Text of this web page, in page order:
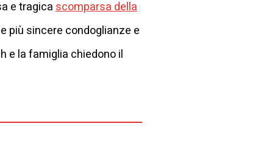
e tragicascomparsa della
più sincere condoglianze e
e la famiglia chiedono il